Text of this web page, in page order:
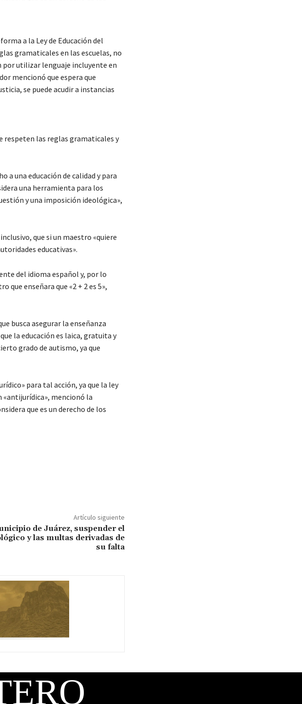
a la Ley de Educación del
gramaticales en las escuelas, no
por utilizar lenguaje incluyente en
mencionó que espera que
se puede acudir a instancias
respeten las reglas gramaticales y
a una educación de calidad y para
una herramienta para los
y una imposición ideológica»,
que si un maestro «quiere
educativas».
del idioma español y, por lo
enseñara que «2 + 2 es 5»,
busca asegurar la enseñanza
la educación es laica, gratuita y
grado de autismo, ya que
para tal acción, ya que la ley
«antijurídica», mencionó la
que es un derecho de los
Artículo siguiente
de Juárez, suspender el
y las multas derivadas de
su falta